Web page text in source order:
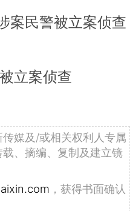
案民警被立案侦查
立案侦查
媒及/或相关权利人专属
、摘编、复制及建立镜
，获得书面确认